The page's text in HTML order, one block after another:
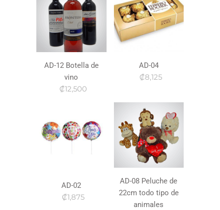
AD-12 Botella de
vino
₡12,500
AD-04
₡8,125
AD-02
₡1,875
AD-08 Peluche de
22cm todo tipo de
animales